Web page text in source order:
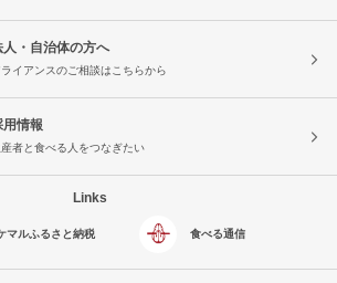
人・自治体の方へ
ライアンスのご相談はこちらから
用情報
者と食べる人をつなぎたい
Links
マルふるさと納税 食べる通信